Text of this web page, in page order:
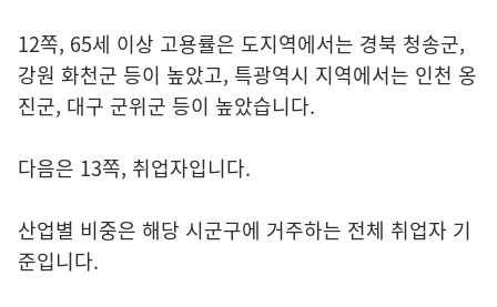
12쪽, 65세 이상 고용률은 도지역에서는 경북 청송군,
강원 화천군 등이 높았고, 특광역시 지역에서는 인천 옹
진군, 대구 군위군 등이 높았습니다.
다음은 13쪽, 취업자입니다.
산업별 비중은 해당 시군구에 거주하는 전체 취업자 기
준입니다.